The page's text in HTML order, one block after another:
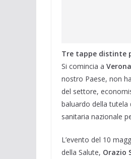
Tre tappe distinte
Si comincia a Verona
nostro Paese, non
del settore,
baluardo della tutela
sanitaria nazionale
L’evento del 10
della Salute, Orazio